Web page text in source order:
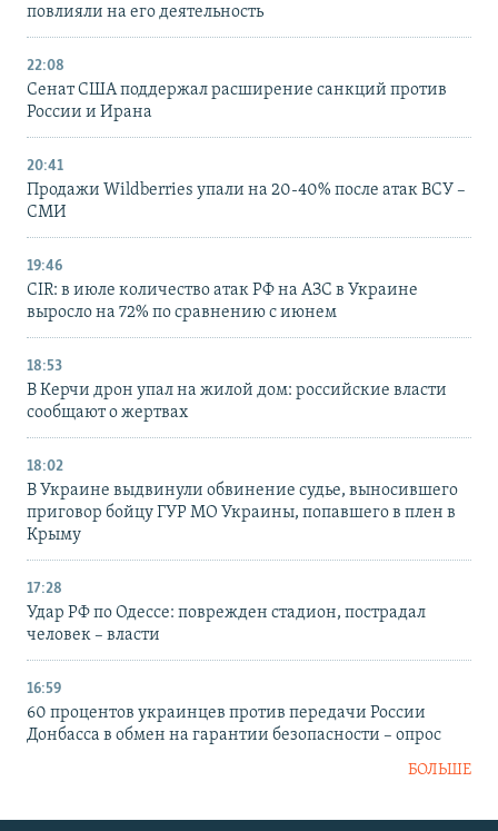
повлияли на его деятельность
22:08
Сенат США поддержал расширение санкций против
России и Ирана
20:41
Продажи Wildberries упали на 20-40% после атак ВСУ –
СМИ
19:46
CIR: в июле количество атак РФ на АЗС в Украине
выросло на 72% по сравнению с июнем
18:53
В Керчи дрон упал на жилой дом: российские власти
сообщают о жертвах
18:02
В Украине выдвинули обвинение судье, выносившего
приговор бойцу ГУР МО Украины, попавшего в плен в
Крыму
17:28
Удар РФ по Одессе: поврежден стадион, пострадал
человек – власти
16:59
60 процентов украинцев против передачи России
Донбасса в обмен на гарантии безопасности – опрос
БОЛЬШЕ